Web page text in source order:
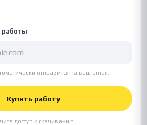
работы
отправится на ваш email.
Купить работу
доступ к скачиванию.